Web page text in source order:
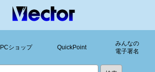
PCショップ QuickPoint
みんなの
電子署名